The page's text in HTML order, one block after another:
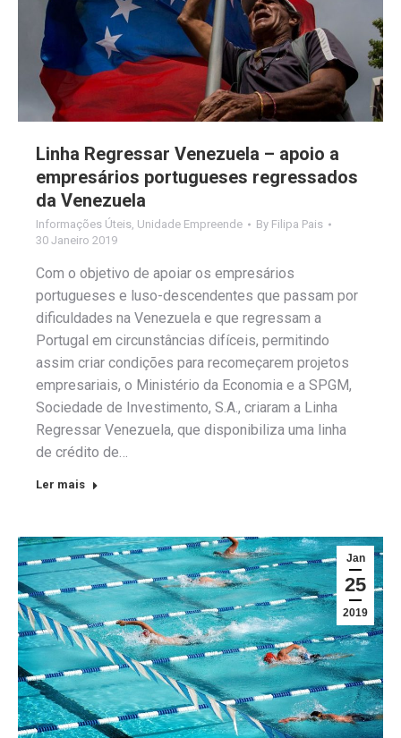
Linha Regressar Venezuela – apoio a
empresários portugueses regressados
da Venezuela
Informações Úteis Unidade Empreende By Filipa Pais
30 Janeiro 2019
Com o objetivo de apoiar os empresários
portugueses e luso-descendentes que passam por
dificuldades na Venezuela e que regressam a
Portugal em circunstâncias difíceis, permitindo
assim criar condições para recomeçarem projetos
empresariais, o Ministério da Economia e a SPGM,
Sociedade de Investimento, S.A., criaram a Linha
Regressar Venezuela, que disponibiliza uma linha
de crédito de…
Ler mais
Jan
25
2019